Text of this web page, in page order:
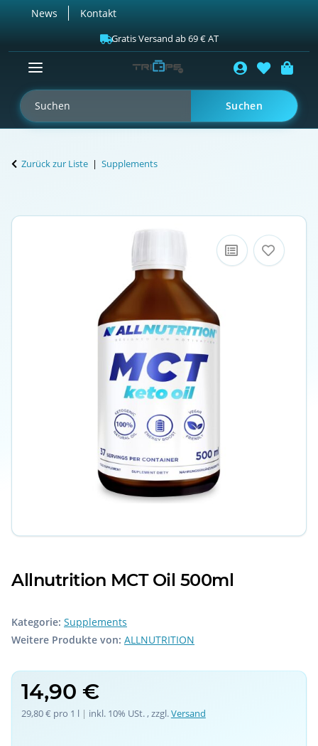
News Kontakt
Gratis Versand ab 69 € AT
Suchen
Zurück zur Liste Supplements
Allnutrition MCT Oil 500ml
Kategorie: Supplements
Weitere Produkte von: ALLNUTRITION
14,90 €
29,80 € pro 1 l | inkl. 10% USt. , zzgl.Versand